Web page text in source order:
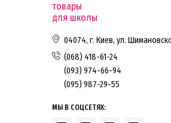
товары
для школы
04074, г. Киев, ул.
(068) 418-61-24
(093) 974-66-94
(095) 987-29-55
МЫ В СОЦСЕТЯХ: